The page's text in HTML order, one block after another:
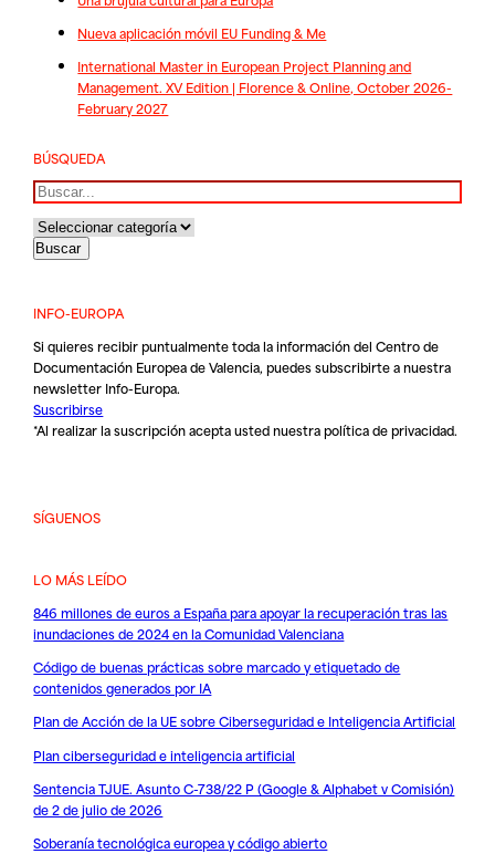
Nueva aplicación móvil EU Funding & Me
International Master in European Project Planning and
Management. XV Edition | Florence & Online, October 2026-
February 2027
BÚSQUEDA
Buscar
INFO-EUROPA
Si quieres recibir puntualmente toda la información del Centro de
Documentación Europea de Valencia, puedes subscribirte a nuestra
newsletter Info-Europa.
Suscribirse
*Al realizar la suscripción acepta usted nuestrapolítica de privacidad.
SÍGUENOS
LO MÁS LEÍDO
846 millones de euros a España para apoyar la recuperación tras las
inundaciones de 2024 en la Comunidad Valenciana
Código de buenas prácticas sobre marcado y etiquetado de
contenidos generados por IA
Plan de Acción de la UE sobre Ciberseguridad e Inteligencia Artificial
Plan ciberseguridad e inteligencia artificial
Sentencia TJUE. Asunto C-738/22 P (Google & Alphabet v Comisión)
de 2 de julio de 2026
Soberanía tecnológica europea y código abierto